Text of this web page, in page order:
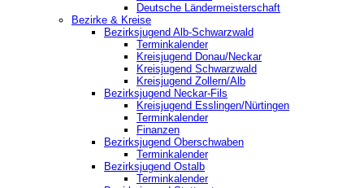
Deutsche Ländermeisterschaft
Bezirke & Kreise
Bezirksjugend Alb-Schwarzwald
Terminkalender
Kreisjugend Donau/Neckar
Kreisjugend Schwarzwald
Kreisjugend Zollern/Alb
Bezirksjugend Neckar-Fils
Kreisjugend ‎Esslingen/Nürtingen
Terminkalender
Finanzen
Bezirksjugend Oberschwaben
Terminkalender
Bezirksjugend Ostalb
Terminkalender